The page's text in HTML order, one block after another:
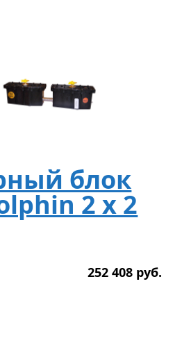
блок
2 x 2
252 408 руб.